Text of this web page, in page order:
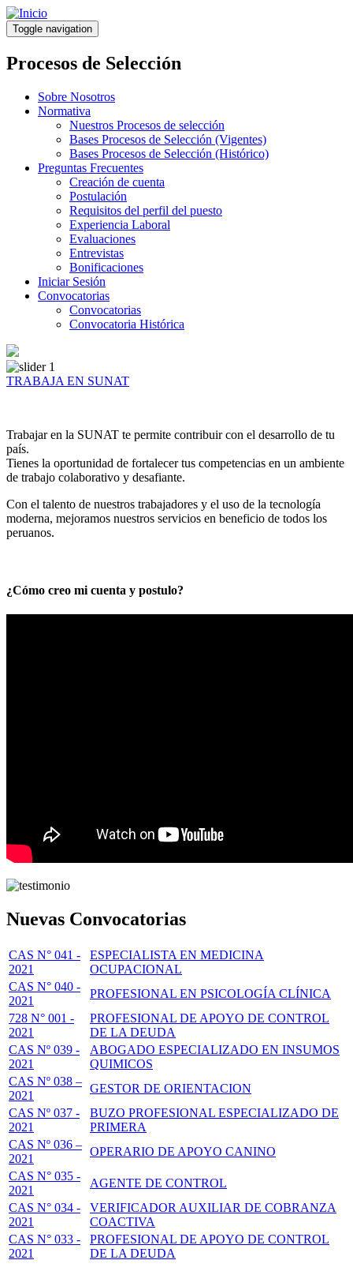
Pasar
al
contenido
principal
Toggle navigation
Procesos de Selección
Sobre Nosotros
Normativa
Nuestros Procesos de selección
Bases Procesos de Selección (Vigentes)
Bases Procesos de Selección (Histórico)
Preguntas Frecuentes
Creación de cuenta
Postulación
Requisitos del perfil del puesto
Experiencia Laboral
Evaluaciones
Entrevistas
Bonificaciones
Iniciar Sesión
Convocatorias
Convocatorias
Convocatoria Histórica
TRABAJA EN SUNAT
Trabajar en la SUNAT te permite contribuir con el desarrollo de tu
país.
Tienes la oportunidad de fortalecer tus competencias en un ambiente
de trabajo colaborativo y desafiante.
Con el talento de nuestros trabajadores y el uso de la tecnología
moderna, mejoramos nuestros servicios en beneficio de todos los
peruanos.
¿Cómo creo mi cuenta y postulo?
Nuevas Convocatorias
CAS N° 041 -
2021
ESPECIALISTA EN MEDICINA
OCUPACIONAL
CAS N° 040 -
2021
PROFESIONAL EN PSICOLOGÍA CLÍNICA
728 N° 001 -
2021
PROFESIONAL DE APOYO DE CONTROL
DE LA DEUDA
CAS Nº 039 -
2021
ABOGADO ESPECIALIZADO EN INSUMOS
QUIMICOS
CAS Nº 038 –
2021
GESTOR DE ORIENTACION
CAS Nº 037 -
2021
BUZO PROFESIONAL ESPECIALIZADO DE
PRIMERA
CAS Nº 036 –
2021
OPERARIO DE APOYO CANINO
CAS N° 035 -
2021
AGENTE DE CONTROL
CAS N° 034 -
2021
VERIFICADOR AUXILIAR DE COBRANZA
COACTIVA
CAS N° 033 -
2021
PROFESIONAL DE APOYO DE CONTROL
DE LA DEUDA